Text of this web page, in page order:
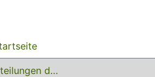
Amtliche Mitteilungen der Universität Dortmund Nr. 12/83